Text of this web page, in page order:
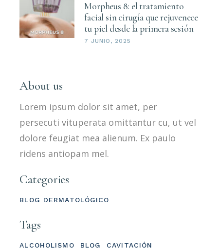
Morpheus 8: el tratamiento
facial sin cirugía que rejuvenece
tu piel desde la primera sesión
7 JUNIO, 2025
About us
Lorem ipsum dolor sit amet, per
persecuti vituperata omittantur cu, ut vel
dolore feugiat mea alienum. Ex paulo
ridens antiopam mel.
Categories
BLOG DERMATOLÓGICO
Tags
ALCOHOLISMO BLOG
CAVITACIÓN